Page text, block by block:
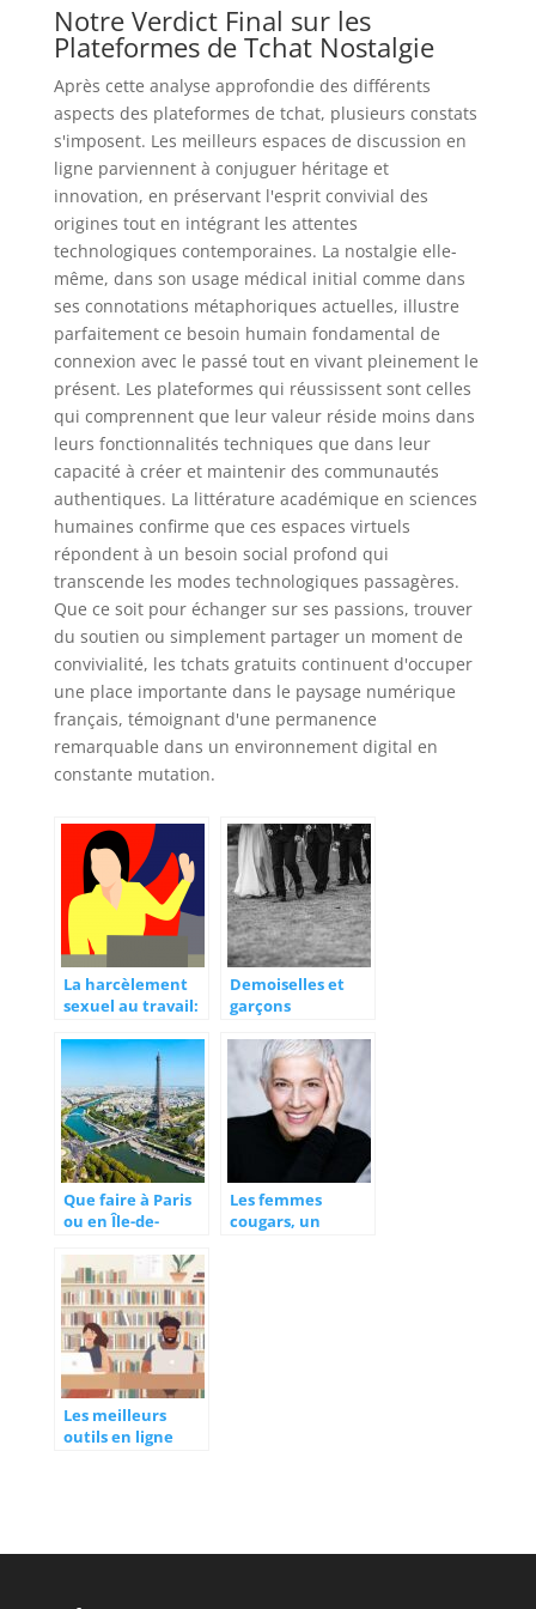
Notre Verdict Final sur les
Plateformes de Tchat Nostalgie
Après cette analyse approfondie des différents
aspects des plateformes de tchat, plusieurs constats
s'imposent. Les meilleurs espaces de discussion en
ligne parviennent à conjuguer héritage et
innovation, en préservant l'esprit convivial des
origines tout en intégrant les attentes
technologiques contemporaines. La nostalgie elle-
même, dans son usage médical initial comme dans
ses connotations métaphoriques actuelles, illustre
parfaitement ce besoin humain fondamental de
connexion avec le passé tout en vivant pleinement le
présent. Les plateformes qui réussissent sont celles
qui comprennent que leur valeur réside moins dans
leurs fonctionnalités techniques que dans leur
capacité à créer et maintenir des communautés
authentiques. La littérature académique en sciences
humaines confirme que ces espaces virtuels
répondent à un besoin social profond qui
transcende les modes technologiques passagères.
Que ce soit pour échanger sur ses passions, trouver
du soutien ou simplement partager un moment de
convivialité, les tchats gratuits continuent d'occuper
une place importante dans le paysage numérique
français, témoignant d'une permanence
remarquable dans un environnement digital en
constante mutation.
La harcèlement
sexuel au travail:
remédier?
Demoiselles et
garçons
Budget et
personnalités
Que faire à Paris
ou en Île-de-
aujourd’hui ?
Les femmes
cougars, un
Les meilleurs
outils en ligne